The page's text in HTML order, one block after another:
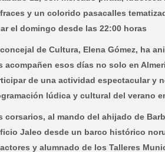
y un colorido pasacalles
el domingo desde las 22:00 horas
de Cultura, Elena Gómez, ha
acompañen esos días no solo en
de una actividad espectacular y
lúdica y cultural del verano
corsarios, al mando del ahijado de
Jaleo desde un barco histórico
y alumnado de los Talleres